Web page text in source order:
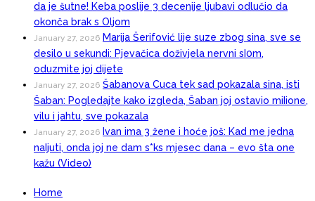
da je šutne! Keba poslije 3 decenije ljubavi odlučio da
okonča brak s Oljom
January 27, 2026 Marija Šerifović lije suze zbog sina, sve se
desilo u sekundi: Pjevačica doživjela nervni sI0m,
oduzmite joj dijete
January 27, 2026 Šabanova Cuca tek sad pokazala sina, isti
Šaban: Pogledajte kako izgleda, Šaban joj ostavio miIione,
vilu i jahtu, sve pokazala
January 27, 2026 Ivan ima 3 žene i hoće još: Kad me jedna
naIjuti, onda joj ne dam s*ks mjesec dana – evo šta one
kažu (Video)
Home